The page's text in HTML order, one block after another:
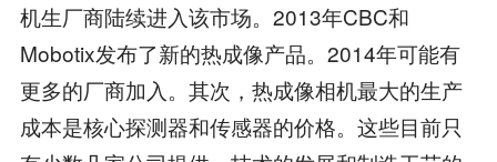
机生厂商陆续进入该市场。2013年CBC和
Mobotix发布了新的热成像产品。2014年可能有
更多的厂商加入。其次，热成像相机最大的生产
成本是核心探测器和传感器的价格。这些目前只